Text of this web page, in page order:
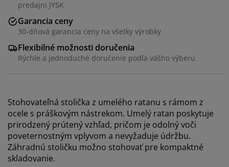
predajni JYSK
Garancia ceny
30-dňová garancia ceny na všetky výrobky
Flexibilné možnosti doručenia
Rýchle a jednoduché doručenie podľa vášho výberu
Stohovateľná stolička z umelého ratanu s rámom z
ocele s práškovým nástrekom. Umelý ratan poskytuje
prirodzený prútený vzhľad, pričom je odolný voči
poveternostným vplyvom a nevyžaduje údržbu.
Záhradnú stoličku možno stohovať pre kompaktné
skladovanie.
Prispôsobujeme váš zážitok
V JYSKu používame súbory cookie a mobilné
identifikátory, aby sme vám zabezpečili dobrú
zabezpečiť funkčnosť, štatistiky a relevantný marketing.
Po prijatí marketingových súborov cookie budeme
zdieľať vaše údaje o prehliadaní s marketingovými
partnermi (napr. Google, Meta a TikTok) na účely
prispôsobených a statických reklám. Viac o účeloch si
môžete prečítať v časti „Upraviť“ a svoj súhlas môžete